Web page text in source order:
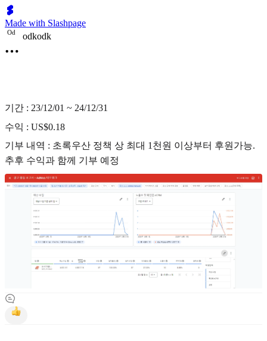
Made with Slashpage
Od odkodk
기간 : 23/12/01 ~ 24/12/31
수익 : US$0.18
기부 내역 : 초록우산 정책 상 최대 1천원 이상부터 후원가능.
추후 수익과 함께 기부 예정